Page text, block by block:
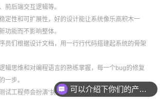
前后端交互逻辑等。
定性和可扩展性，好的设计能让系统像乐高积木一
功能而不影响整体。
员们根据设计文档，用一行行代码搭建起系统的骨架
辑思维和对编程语言的熟练掌握，每一个bug的修复
一步。
试工程师会扮演“挑剔的用户”，模拟各种使用场景，可以介绍下你们的产品么